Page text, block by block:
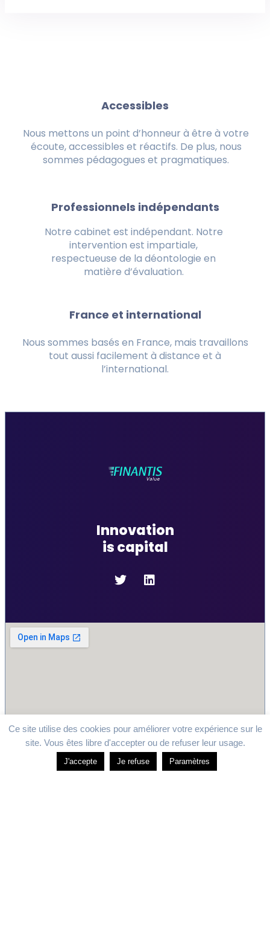
Accessibles
Nous mettons un point d’honneur à être à votre
écoute, accessibles et réactifs. De plus, nous
sommes pédagogues et pragmatiques.
Professionnels indépendants
Notre cabinet est indépendant. Notre
intervention est impartiale,
respectueuse de la déontologie en
matière d’évaluation.
France et international
Nous sommes basés en France, mais travaillons
tout aussi facilement à distance et à
l’international.
Innovation
is capital
Ce site utilise des cookies pour améliorer votre expérience sur le
site. Vous êtes libre d'accepter ou de refuser leur usage.
J'accepte Je refuse Paramètres